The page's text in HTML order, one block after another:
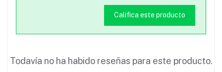
Califica este producto
Todavía no ha habido reseñas para este producto.